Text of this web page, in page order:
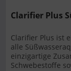
Clarifier Plus
Clarifier Plus ist
alle
einzigartige
Schwebestoffe